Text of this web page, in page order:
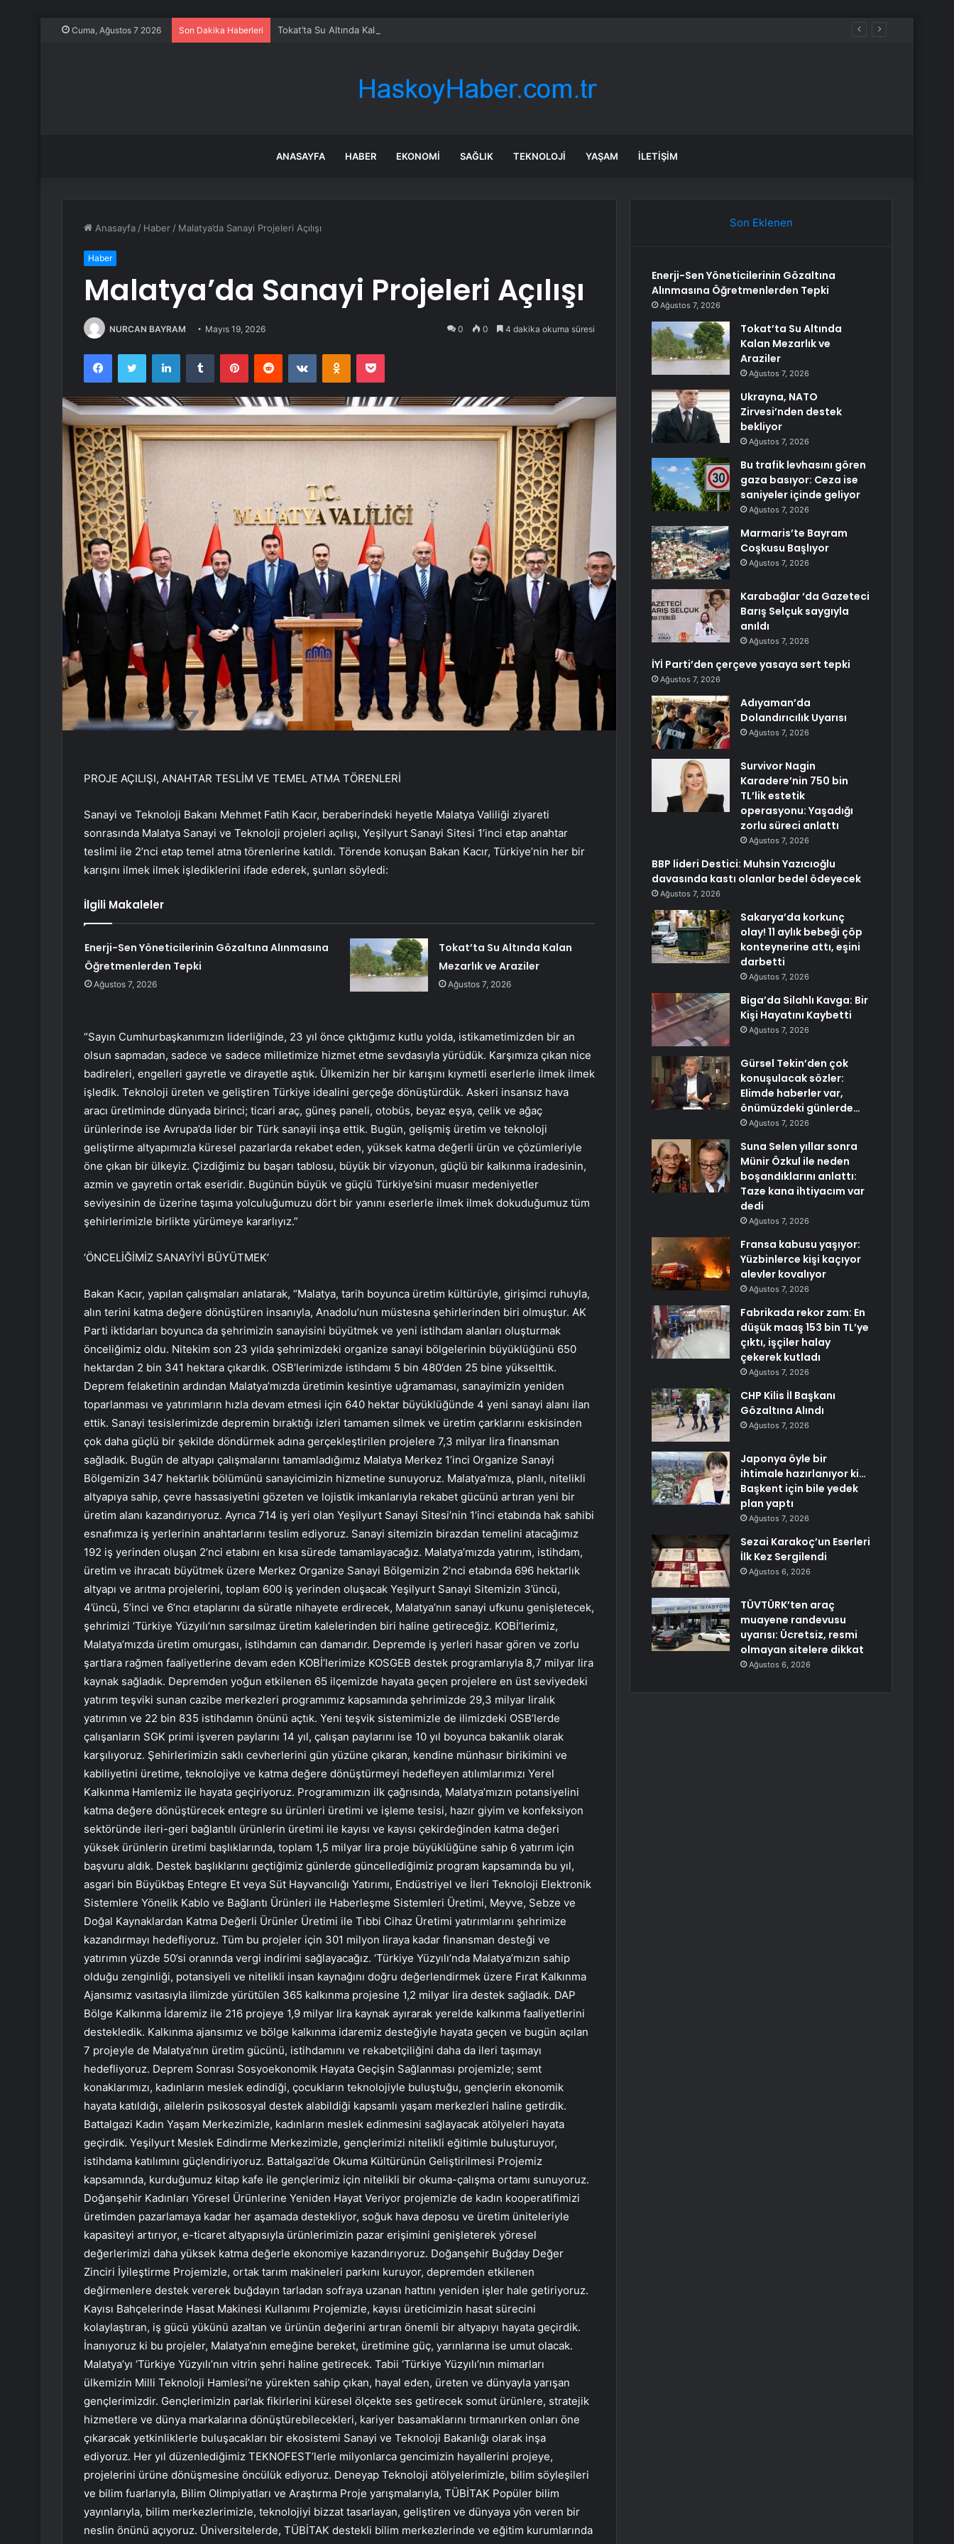
Cuma, Ağustos 7 2026 Son Dakika Haberleri Tokat’ta Su Altında Kalan Mezarlık ve Araziler
ANASAYFA HABER EKONOMI SAĞLIK TEKNOLOJI YAŞAM İLETIŞIM
Anasayfa / Haber / Malatya’da Sanayi Projeleri Açılışı
Haber
Malatya’da Sanayi Projeleri Açılışı
NURCAN BAYRAM Mayıs 19, 2026 0 0 4 dakika okuma süresi
FacebookTwitter LinkedInTumblr PinterestReddit VKontakteOdnoklassniki
Pocket
PROJE AÇILIŞI, ANAHTAR TESLİM VE TEMEL ATMA TÖRENLERİ
Sanayi ve Teknoloji Bakanı Mehmet Fatih Kacır, beraberindeki heyetle Malatya Valiliği ziyareti
sonrasında Malatya Sanayi ve Teknoloji projeleri açılışı, Yeşilyurt Sanayi Sitesi 1’inci etap anahtar
teslimi ile 2’nci etap temel atma törenlerine katıldı. Törende konuşan Bakan Kacır, Türkiye’nin her bir
karışını ilmek ilmek işlediklerini ifade ederek, şunları söyledi:
İlgili Makaleler
Enerji-Sen Yöneticilerinin Gözaltına Alınmasına
Öğretmenlerden Tepki
Ağustos 7, 2026
Tokat’ta Su Altında Kalan
Mezarlık ve Araziler
Ağustos 7, 2026
“Sayın Cumhurbaşkanımızın liderliğinde, 23 yıl önce çıktığımız kutlu yolda, istikametimizden bir an
olsun sapmadan, sadece ve sadece milletimize hizmet etme sevdasıyla yürüdük. Karşımıza çıkan nice
badireleri, engelleri gayretle ve dirayetle aştık. Ülkemizin her bir karışını kıymetli eserlerle ilmek ilmek
işledik. Teknoloji üreten ve geliştiren Türkiye idealini gerçeğe dönüştürdük. Askeri insansız hava
aracı üretiminde dünyada birinci; ticari araç, güneş paneli, otobüs, beyaz eşya, çelik ve ağaç
ürünlerinde ise Avrupa’da lider bir Türk sanayii inşa ettik. Bugün, gelişmiş üretim ve teknoloji
geliştirme altyapımızla küresel pazarlarda rekabet eden, yüksek katma değerli ürün ve çözümleriyle
öne çıkan bir ülkeyiz. Çizdiğimiz bu başarı tablosu, büyük bir vizyonun, güçlü bir kalkınma iradesinin,
azmin ve gayretin ortak eseridir. Bugünün büyük ve güçlü Türkiye’sini muasır medeniyetler
seviyesinin de üzerine taşıma yolculuğumuzu dört bir yanını eserlerle ilmek ilmek dokuduğumuz tüm
şehirlerimizle birlikte yürümeye kararlıyız.”
‘ÖNCELİĞİMİZ SANAYİYİ BÜYÜTMEK’
Bakan Kacır, yapılan çalışmaları anlatarak, “Malatya, tarih boyunca üretim kültürüyle, girişimci ruhuyla,
alın terini katma değere dönüştüren insanıyla, Anadolu’nun müstesna şehirlerinden biri olmuştur. AK
Parti iktidarları boyunca da şehrimizin sanayisini büyütmek ve yeni istihdam alanları oluşturmak
önceliğimiz oldu. Nitekim son 23 yılda şehrimizdeki organize sanayi bölgelerinin büyüklüğünü 650
hektardan 2 bin 341 hektara çıkardık. OSB’lerimizde istihdamı 5 bin 480’den 25 bine yükselttik.
Deprem felaketinin ardından Malatya’mızda üretimin kesintiye uğramaması, sanayimizin yeniden
toparlanması ve yatırımların hızla devam etmesi için 640 hektar büyüklüğünde 4 yeni sanayi alanı ilan
ettik. Sanayi tesislerimizde depremin bıraktığı izleri tamamen silmek ve üretim çarklarını eskisinden
çok daha güçlü bir şekilde döndürmek adına gerçekleştirilen projelere 7,3 milyar lira finansman
sağladık. Bugün de altyapı çalışmalarını tamamladığımız Malatya Merkez 1’inci Organize Sanayi
Bölgemizin 347 hektarlık bölümünü sanayicimizin hizmetine sunuyoruz. Malatya’mıza, planlı, nitelikli
altyapıya sahip, çevre hassasiyetini gözeten ve lojistik imkanlarıyla rekabet gücünü artıran yeni bir
üretim alanı kazandırıyoruz. Ayrıca 714 iş yeri olan Yeşilyurt Sanayi Sitesi’nin 1’inci etabında hak sahibi
esnafımıza iş yerlerinin anahtarlarını teslim ediyoruz. Sanayi sitemizin birazdan temelini atacağımız
192 iş yerinden oluşan 2’nci etabını en kısa sürede tamamlayacağız. Malatya’mızda yatırım, istihdam,
üretim ve ihracatı büyütmek üzere Merkez Organize Sanayi Bölgemizin 2’nci etabında 696 hektarlık
altyapı ve arıtma projelerini, toplam 600 iş yerinden oluşacak Yeşilyurt Sanayi Sitemizin 3’üncü,
4’üncü, 5’inci ve 6’ncı etaplarını da süratle nihayete erdirecek, Malatya’nın sanayi ufkunu genişletecek,
şehrimizi ‘Türkiye Yüzyılı’nın sarsılmaz üretim kalelerinden biri haline getireceğiz. KOBİ’lerimiz,
Malatya’mızda üretim omurgası, istihdamın can damarıdır. Depremde iş yerleri hasar gören ve zorlu
şartlara rağmen faaliyetlerine devam eden KOBİ’lerimize KOSGEB destek programlarıyla 8,7 milyar lira
kaynak sağladık. Depremden yoğun etkilenen 65 ilçemizde hayata geçen projelere en üst seviyedeki
yatırım teşviki sunan cazibe merkezleri programımız kapsamında şehrimizde 29,3 milyar liralık
yatırımın ve 22 bin 835 istihdamın önünü açtık. Yeni teşvik sistemimizle de ilimizdeki OSB’lerde
çalışanların SGK primi işveren paylarını 14 yıl, çalışan paylarını ise 10 yıl boyunca bakanlık olarak
karşılıyoruz. Şehirlerimizin saklı cevherlerini gün yüzüne çıkaran, kendine münhasır birikimini ve
kabiliyetini üretime, teknolojiye ve katma değere dönüştürmeyi hedefleyen atılımlarımızı Yerel
Kalkınma Hamlemiz ile hayata geçiriyoruz. Programımızın ilk çağrısında, Malatya’mızın potansiyelini
katma değere dönüştürecek entegre su ürünleri üretimi ve işleme tesisi, hazır giyim ve konfeksiyon
sektöründe ileri-geri bağlantılı ürünlerin üretimi ile kayısı ve kayısı çekirdeğinden katma değeri
yüksek ürünlerin üretimi başlıklarında, toplam 1,5 milyar lira proje büyüklüğüne sahip 6 yatırım için
başvuru aldık. Destek başlıklarını geçtiğimiz günlerde güncellediğimiz program kapsamında bu yıl,
asgari bin Büyükbaş Entegre Et veya Süt Hayvancılığı Yatırımı, Endüstriyel ve İleri Teknoloji Elektronik
Sistemlere Yönelik Kablo ve Bağlantı Ürünleri ile Haberleşme Sistemleri Üretimi, Meyve, Sebze ve
Doğal Kaynaklardan Katma Değerli Ürünler Üretimi ile Tıbbi Cihaz Üretimi yatırımlarını şehrimize
kazandırmayı hedefliyoruz. Tüm bu projeler için 301 milyon liraya kadar finansman desteği ve
yatırımın yüzde 50’si oranında vergi indirimi sağlayacağız. ‘Türkiye Yüzyılı’nda Malatya’mızın sahip
olduğu zenginliği, potansiyeli ve nitelikli insan kaynağını doğru değerlendirmek üzere Fırat Kalkınma
Ajansımız vasıtasıyla ilimizde yürütülen 365 kalkınma projesine 1,2 milyar lira destek sağladık. DAP
Bölge Kalkınma İdaremiz ile 216 projeye 1,9 milyar lira kaynak ayırarak yerelde kalkınma faaliyetlerini
destekledik. Kalkınma ajansımız ve bölge kalkınma idaremiz desteğiyle hayata geçen ve bugün açılan
7 projeyle de Malatya’nın üretim gücünü, istihdamını ve rekabetçiliğini daha da ileri taşımayı
hedefliyoruz. Deprem Sonrası Sosyoekonomik Hayata Geçişin Sağlanması projemizle; semt
konaklarımızı, kadınların meslek edindiği, çocukların teknolojiyle buluştuğu, gençlerin ekonomik
hayata katıldığı, ailelerin psikososyal destek alabildiği kapsamlı yaşam merkezleri haline getirdik.
Battalgazi Kadın Yaşam Merkezimizle, kadınların meslek edinmesini sağlayacak atölyeleri hayata
geçirdik. Yeşilyurt Meslek Edindirme Merkezimizle, gençlerimizi nitelikli eğitimle buluşturuyor,
istihdama katılımını güçlendiriyoruz. Battalgazi’de Okuma Kültürünün Geliştirilmesi Projemiz
kapsamında, kurduğumuz kitap kafe ile gençlerimiz için nitelikli bir okuma-çalışma ortamı sunuyoruz.
Doğanşehir Kadınları Yöresel Ürünlerine Yeniden Hayat Veriyor projemizle de kadın kooperatifimizi
üretimden pazarlamaya kadar her aşamada destekliyor, soğuk hava deposu ve üretim üniteleriyle
kapasiteyi artırıyor, e-ticaret altyapısıyla ürünlerimizin pazar erişimini genişleterek yöresel
değerlerimizi daha yüksek katma değerle ekonomiye kazandırıyoruz. Doğanşehir Buğday Değer
Zinciri İyileştirme Projemizle, ortak tarım makineleri parkını kuruyor, depremden etkilenen
değirmenlere destek vererek buğdayın tarladan sofraya uzanan hattını yeniden işler hale getiriyoruz.
Kayısı Bahçelerinde Hasat Makinesi Kullanımı Projemizle, kayısı üreticimizin hasat sürecini
kolaylaştıran, iş gücü yükünü azaltan ve ürünün değerini artıran önemli bir altyapıyı hayata geçirdik.
İnanıyoruz ki bu projeler, Malatya’nın emeğine bereket, üretimine güç, yarınlarına ise umut olacak.
Malatya’yı ‘Türkiye Yüzyılı’nın vitrin şehri haline getirecek. Tabii ‘Türkiye Yüzyılı’nın mimarları
ülkemizin Milli Teknoloji Hamlesi’ne yürekten sahip çıkan, hayal eden, üreten ve dünyayla yarışan
gençlerimizdir. Gençlerimizin parlak fikirlerini küresel ölçekte ses getirecek somut ürünlere, stratejik
hizmetlere ve dünya markalarına dönüştürebilecekleri, kariyer basamaklarını tırmanırken onları öne
çıkaracak yetkinliklerle buluşacakları bir ekosistemi Sanayi ve Teknoloji Bakanlığı olarak inşa
ediyoruz. Her yıl düzenlediğimiz TEKNOFEST’lerle milyonlarca gencimizin hayallerini projeye,
projelerini ürüne dönüşmesine öncülük ediyoruz. Deneyap Teknoloji atölyelerimizle, bilim söyleşileri
ve bilim fuarlarıyla, Bilim Olimpiyatları ve Araştırma Proje yarışmalarıyla, TÜBİTAK Popüler bilim
yayınlarıyla, bilim merkezlerimizle, teknolojiyi bizzat tasarlayan, geliştiren ve dünyaya yön veren bir
neslin önünü açıyoruz. Üniversitelerde, TÜBİTAK destekli bilim merkezlerinde ve eğitim kurumlarında
Son Eklenen
Enerji-Sen Yöneticilerinin Gözaltına
Alınmasına Öğretmenlerden Tepki
Ağustos 7, 2026
Tokat’ta Su Altında
Kalan Mezarlık ve
Araziler
Ağustos 7, 2026
Ukrayna, NATO
Zirvesi’nden destek
bekliyor
Ağustos 7, 2026
Bu trafik levhasını gören
gaza basıyor: Ceza ise
saniyeler içinde geliyor
Ağustos 7, 2026
Marmaris’te Bayram
Coşkusu Başlıyor
Ağustos 7, 2026
Karabağlar ‘da Gazeteci
Barış Selçuk saygıyla
anıldı
Ağustos 7, 2026
İYİ Parti’den çerçeve yasaya sert tepki
Ağustos 7, 2026
Adıyaman’da
Dolandırıcılık Uyarısı
Ağustos 7, 2026
Survivor Nagin
Karadere’nin 750 bin
TL’lik estetik
operasyonu: Yaşadığı
zorlu süreci anlattı
Ağustos 7, 2026
BBP lideri Destici: Muhsin Yazıcıoğlu
davasında kastı olanlar bedel ödeyecek
Ağustos 7, 2026
Sakarya’da korkunç
olay! 11 aylık bebeği çöp
konteynerine attı, eşini
darbetti
Ağustos 7, 2026
Biga’da Silahlı Kavga: Bir
Kişi Hayatını Kaybetti
Ağustos 7, 2026
Gürsel Tekin’den çok
konuşulacak sözler:
Elimde haberler var,
önümüzdeki günlerde…
Ağustos 7, 2026
Suna Selen yıllar sonra
Münir Özkul ile neden
boşandıklarını anlattı:
Taze kana ihtiyacım var
dedi
Ağustos 7, 2026
Fransa kabusu yaşıyor:
Yüzbinlerce kişi kaçıyor
alevler kovalıyor
Ağustos 7, 2026
Fabrikada rekor zam: En
düşük maaş 153 bin TL’ye
çıktı, işçiler halay
çekerek kutladı
Ağustos 7, 2026
CHP Kilis İl Başkanı
Gözaltına Alındı
Ağustos 7, 2026
Japonya öyle bir
ihtimale hazırlanıyor ki…
Başkent için bile yedek
plan yaptı
Ağustos 7, 2026
Sezai Karakoç’un Eserleri
İlk Kez Sergilendi
Ağustos 6, 2026
TÜVTÜRK’ten araç
muayene randevusu
uyarısı: Ücretsiz, resmi
olmayan sitelere dikkat
Ağustos 6, 2026